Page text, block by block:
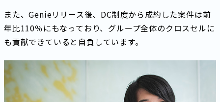
また、Genieリリース後、DC制度から成約した案件は前
年比110％にもなっており、グループ全体のクロスセルに
も貢献できていると自負しています。